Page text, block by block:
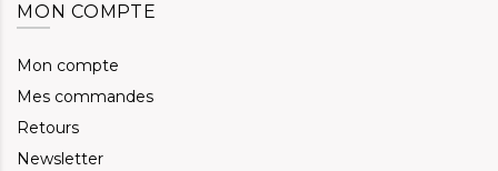
MON COMPTE
Mon compte
Mes commandes
Retours
Newsletter